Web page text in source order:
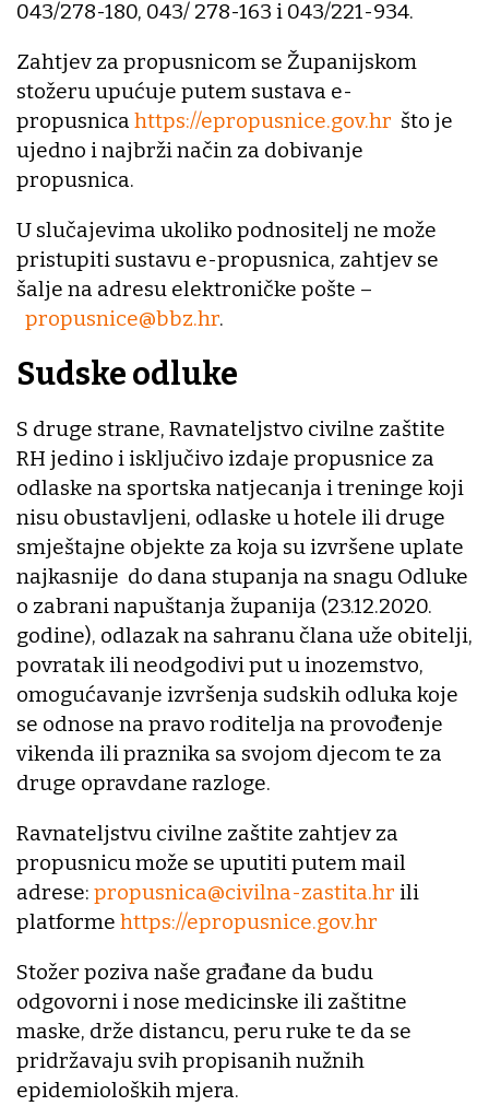
043/278-180, 043/ 278-163 i 043/221-934.
Zahtjev za propusnicom se Županijskom
stožeru upućuje putem sustava e-
propusnica https://epropusnice.gov.hr što je
ujedno i najbrži način za dobivanje
propusnica.
U slučajevima ukoliko podnositelj ne može
pristupiti sustavu e-propusnica, zahtjev se
šalje na adresu elektroničke pošte –
propusnice@bbz.hr.
Sudske odluke
S druge strane, Ravnateljstvo civilne zaštite
RH jedino i isključivo izdaje propusnice za
odlaske na sportska natjecanja i treninge koji
nisu obustavljeni, odlaske u hotele ili druge
smještajne objekte za koja su izvršene uplate
najkasnije do dana stupanja na snagu Odluke
o zabrani napuštanja županija (23.12.2020.
godine), odlazak na sahranu člana uže obitelji,
povratak ili neodgodivi put u inozemstvo,
omogućavanje izvršenja sudskih odluka koje
se odnose na pravo roditelja na provođenje
vikenda ili praznika sa svojom djecom te za
druge opravdane razloge.
Ravnateljstvu civilne zaštite zahtjev za
propusnicu može se uputiti putem mail
adrese: propusnica@civilna-zastita.hr ili
platforme https://epropusnice.gov.hr
Stožer poziva naše građane da budu
odgovorni i nose medicinske ili zaštitne
maske, drže distancu, peru ruke te da se
pridržavaju svih propisanih nužnih
epidemioloških mjera.